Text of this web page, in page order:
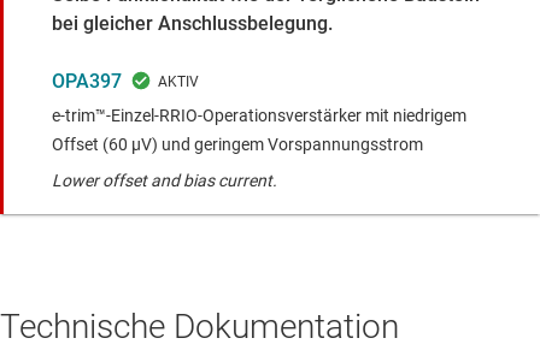
bei gleicher Anschlussbelegung.
OPA397
e-trim™-Einzel-RRIO-Operationsverstärker mit niedrigem
Offset (60 µV) und geringem Vorspannungsstrom
Lower offset and bias current.
Technische Dokumentation